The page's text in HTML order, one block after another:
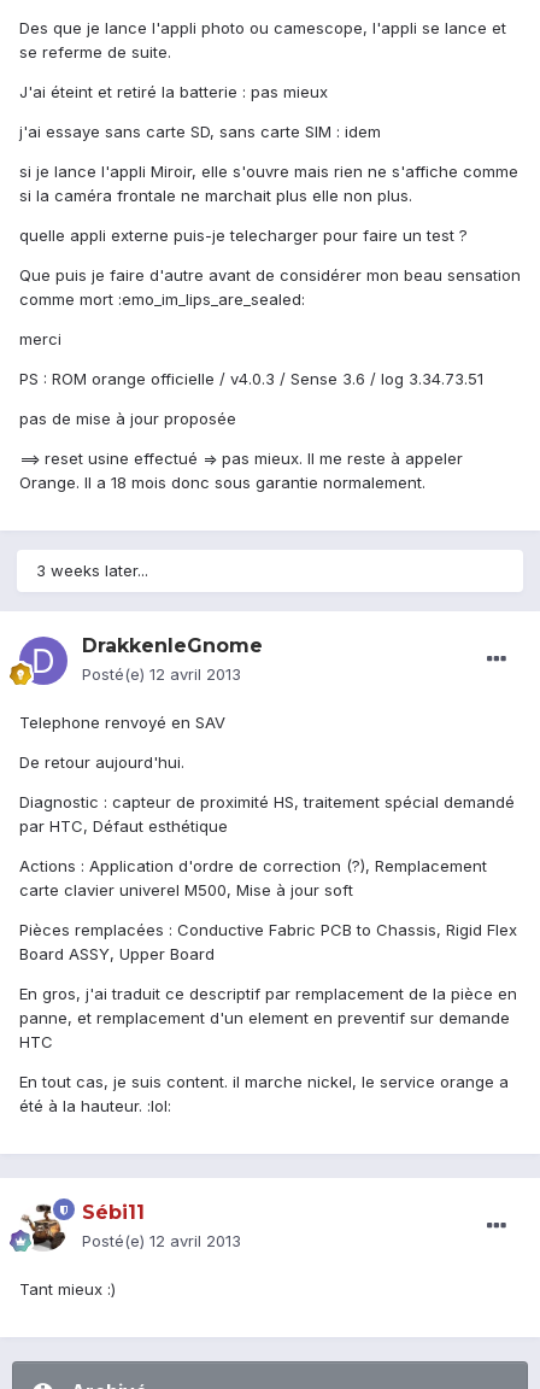
Des que je lance l'appli photo ou camescope, l'appli se lance et
se referme de suite.
J'ai éteint et retiré la batterie : pas mieux
j'ai essaye sans carte SD, sans carte SIM : idem
si je lance l'appli Miroir, elle s'ouvre mais rien ne s'affiche comme
si la caméra frontale ne marchait plus elle non plus.
quelle appli externe puis-je telecharger pour faire un test ?
Que puis je faire d'autre avant de considérer mon beau sensation
comme mort :emo_im_lips_are_sealed:
merci
PS : ROM orange officielle / v4.0.3 / Sense 3.6 / log 3.34.73.51
pas de mise à jour proposée
==> reset usine effectué => pas mieux. Il me reste à appeler
Orange. Il a 18 mois donc sous garantie normalement.
3 weeks later...
DrakkenleGnome
Posté(e) 12 avril 2013
Telephone renvoyé en SAV
De retour aujourd'hui.
Diagnostic : capteur de proximité HS, traitement spécial demandé
par HTC, Défaut esthétique
Actions : Application d'ordre de correction (?), Remplacement
carte clavier univerel M500, Mise à jour soft
Pièces remplacées : Conductive Fabric PCB to Chassis, Rigid Flex
Board ASSY, Upper Board
En gros, j'ai traduit ce descriptif par remplacement de la pièce en
panne, et remplacement d'un element en preventif sur demande
HTC
En tout cas, je suis content. il marche nickel, le service orange a
été à la hauteur. :lol:
Sébi11
Posté(e) 12 avril 2013
Tant mieux :)